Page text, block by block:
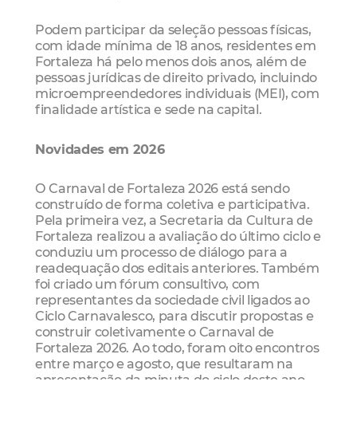
Podem participar da seleção pessoas físicas,
com idade mínima de 18 anos, residentes em
Fortaleza há pelo menos dois anos, além de
pessoas jurídicas de direito privado, incluindo
microempreendedores individuais (MEI), com
finalidade artística e sede na capital.
Novidades em 2026
O Carnaval de Fortaleza 2026 está sendo
construído de forma coletiva e participativa.
Pela primeira vez, a Secretaria da Cultura de
Fortaleza realizou a avaliação do último ciclo e
conduziu um processo de diálogo para a
readequação dos editais anteriores. Também
foi criado um fórum consultivo, com
representantes da sociedade civil ligados ao
Ciclo Carnavalesco, para discutir propostas e
construir coletivamente o Carnaval de
Fortaleza 2026. Ao todo, foram oito encontros
entre março e agosto, que resultaram na
apresentação da minuta do ciclo deste ano.